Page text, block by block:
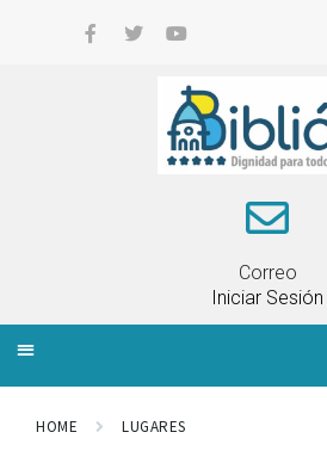
Correo
Iniciar Sesión
HOME LUGARES